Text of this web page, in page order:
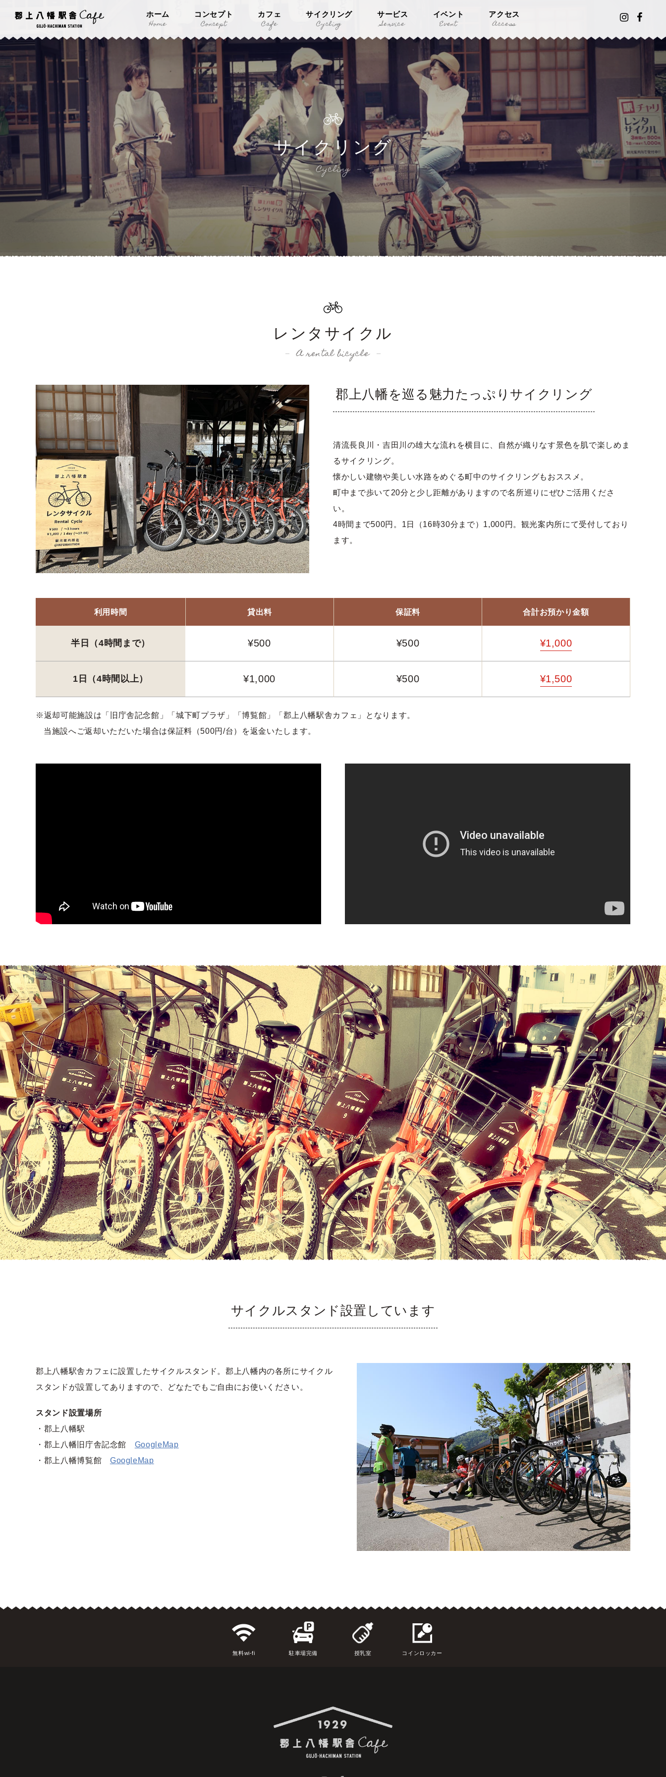
ホーム
Home
コンセプト
Concept
カフェ
Cafe
サイクリング
Cycling
サービス
Service
イベント
Event
アクセス
Access
サイクリング
Cycling
レンタサイクル
A rental bicycle
郡上八幡を巡る魅力たっぷりサイクリング
清流長良川・吉田川の雄大な流れを横目に、自然が織りなす景色を肌で楽しめま
るサイクリング。
懐かしい建物や美しい水路をめぐる町中のサイクリングもおススメ。
町中まで歩いて20分と少し距離がありますので名所巡りにぜひご活用くださ
い。
4時間まで500円。1日（16時30分まで）1,000円。観光案内所にて受付しており
ます。
利用時間 貸出料 保証料 合計お預かり金額
半日 （4時間まで） ¥500 ¥500 ¥1,000
1日 （4時間以上） ¥1,000 ¥500 ¥1,500
返却可能施設は「旧庁舎記念館」「城下町プラザ」「博覧館」「郡上八幡駅舎カフェ」となります。
当施設へご返却いただいた場合は保証料（500円/台）を返金いたします。
サイクルスタンド設置しています
郡上八幡駅舎カフェに設置したサイクルスタンド。郡上八幡内の各所にサイクル
スタンドが設置してありますので、どなたでもご自由にお使いください。
スタンド設置場所
・郡上八幡駅
・郡上八幡旧庁舎記念館 GoogleMap
・郡上八幡博覧館 GoogleMap
無料wi-fi 駐車場完備 授乳室 コインロッカー